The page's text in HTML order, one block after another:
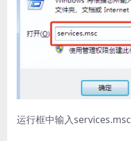
运行框中输入services.msc